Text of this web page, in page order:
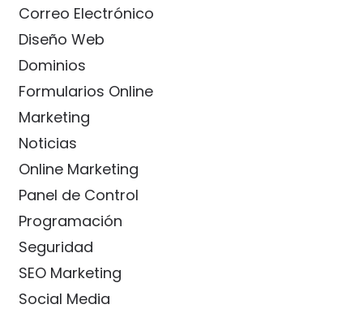
Correo Electrónico
Diseño Web
Dominios
Formularios Online
Marketing
Noticias
Online Marketing
Panel de Control
Programación
Seguridad
SEO Marketing
Social Media